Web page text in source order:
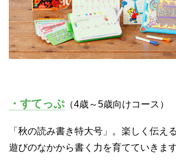
・すてっぷ（4歳～5歳向けコース）
「秋の読み書き特大号」。楽しく伝え
遊びのなかから書く力を育てていきます